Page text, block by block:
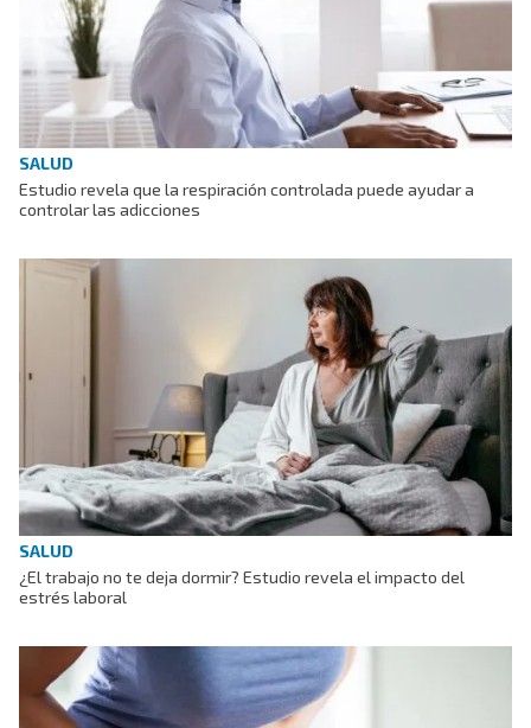
SALUD
Estudio revela que la respiración controlada puede ayudar a
controlar las adicciones
SALUD
¿El trabajo no te deja dormir? Estudio revela el impacto del
estrés laboral